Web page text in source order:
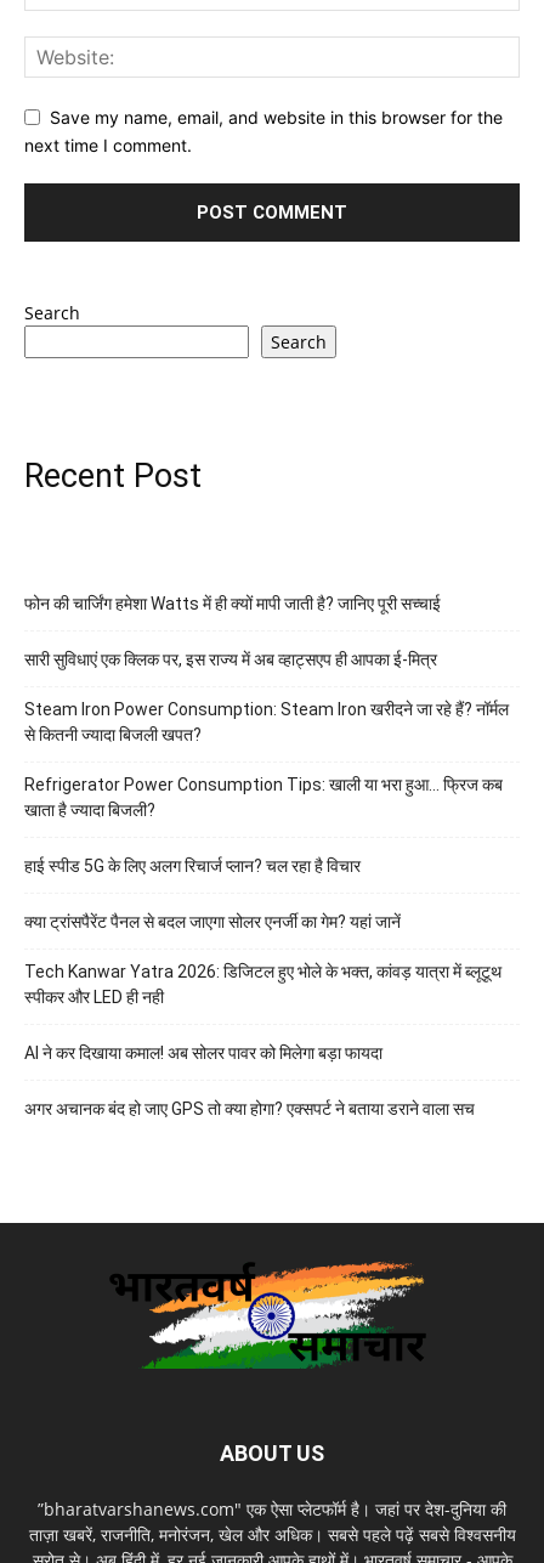
Save my name, email, and website in this browser for the
next time I comment.
Search
Search
Recent Post
फोन की चार्जिंग हमेशा Watts में ही क्यों मापी जाती है? जानिए पूरी सच्चाई
सारी सुविधाएं एक क्लिक पर, इस राज्य में अब व्हाट्सएप ही आपका ई-मित्र
Steam Iron Power Consumption: Steam Iron खरीदने जा रहे हैं? नॉर्मल
से कितनी ज्यादा बिजली खपत?
Refrigerator Power Consumption Tips: खाली या भरा हुआ… फ्रिज कब
खाता है ज्यादा बिजली?
हाई स्पीड 5G के लिए अलग रिचार्ज प्लान? चल रहा है विचार
क्या ट्रांसपैरेंट पैनल से बदल जाएगा सोलर एनर्जी का गेम? यहां जानें
Tech Kanwar Yatra 2026: डिजिटल हुए भोले के भक्त, कांवड़ यात्रा में ब्लूटूथ
स्पीकर और LED ही नही
AI ने कर दिखाया कमाल! अब सोलर पावर को मिलेगा बड़ा फायदा
अगर अचानक बंद हो जाए GPS तो क्या होगा? एक्सपर्ट ने बताया डराने वाला सच
ABOUT US
”bharatvarshanews.com" एक ऐसा प्लेटफॉर्म है। जहां पर देश-दुनिया की
ताज़ा खबरें, राजनीति, मनोरंजन, खेल और अधिक। सबसे पहले पढ़ें सबसे विश्वसनीय